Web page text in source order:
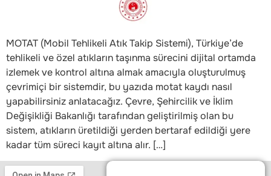
MOTAT (Mobil Tehlikeli Atık Takip Sistemi), Türkiye’de
tehlikeli ve özel atıkların taşınma sürecini dijital ortamda
izlemek ve kontrol altına almak amacıyla oluşturulmuş
çevrimiçi bir sistemdir, bu yazıda motat kaydı nasıl
yapabilirsiniz anlatacağız. Çevre, Şehircilik ve İklim
Değişikliği Bakanlığı tarafından geliştirilmiş olan bu
sistem, atıkların üretildiği yerden bertaraf edildiği yere
kadar tüm süreci kayıt altına alır. […]